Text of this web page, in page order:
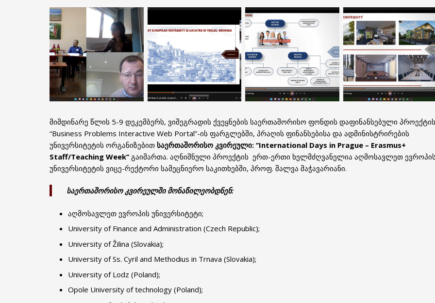
მიმდინარე წლის 5-9 დეკემბერს, ვიშეგრადის ქვეყნების საერთაშორისო ფონდის დაფინანსებული პროექტის
“Business Problems Interactive Web Portal”-ის ფარგლებში, პრაღის ფინანსებისა და ადმინისტრირების
უნივერსიტეტის ორგანიზებით საერთაშორისო კვირეული: ‘’International Days in Prague – Erasmus+
Staff/Teaching Week’’ გაიმართა. აღნიშნული პროექტის ერთ-ერთი ხელმძღვანელია აღმოსავლეთ
უნივერსიტეტის ვიცე-რექტორი სამეცნიერო საკითხებში, პროფ. შალვა მაჭავარიანი.
საერთაშორისო კვირეულში მონაწილეობდნენ:
აღმოსავლეთ ევროპის უნივერსიტეტი;
University of Finance and Administration (Czech Republic);
University of Žilina (Slovakia);
University of Ss. Cyril and Methodius in Trnava (Slovakia);
University of Lodz (Poland);
Opole University of technology (Poland);